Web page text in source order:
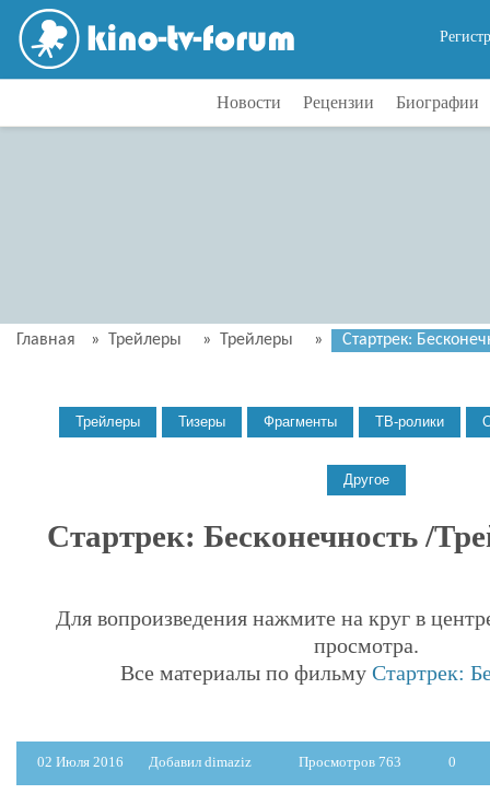
Новости Рецензии Биографии
Главная » Трейлеры » Трейлеры » Стартрек:
Стартрек: Бесконечность /
Для вопроизведения нажмите на круг в
просмотра.
Все материалы по фильму Стартрек:
02 Июля 2016 Добавил dimaziz Просмотров 763 0